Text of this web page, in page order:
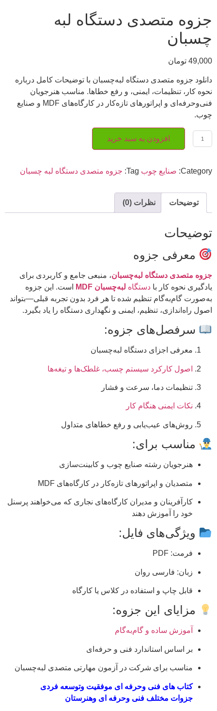
جزوه متصدی دستگاه لبه
چسبان
49,000 تومان
دانلود جزوه متصدی دستگاه لبه‌چسبان با توضیحات کامل درباره
نحوه کار، تنظیمات، ایمنی، و رفع خطاها. مناسب هنرجویان
فنی‌وحرفه‌ای و اپراتورهای تازه‌کار در کارگاه‌های MDF و صنایع
چوب.
افزودن به سبد خرید
Category: صنایع چوب Tag: جزوه متصدی دستگاه لبه چسبان
توضیحات نظرات (0)
توضیحات
معرفی جزوه
جزوه متصدی دستگاه لبه‌چسبان، منبعی جامع و کاربردی برای
یادگیری نحوه کار با دستگاه لبه‌چسبان MDF
است. این جزوه
به‌صورت گام‌به‌گام تنظیم شده تا هر فرد بدون تجربه قبلی—بتواند
اصول راه‌اندازی، تنظیم، ایمنی و نگهداری دستگاه را یاد بگیرد.
سرفصل‌های جزوه:
معرفی اجزای دستگاه لبه‌چسبان
اصول کارکرد سیستم چسب، غلطک‌ها و تیغه‌ها
تنظیمات دما، سرعت و فشار
نکات ایمنی هنگام کار
روش‌های عیب‌یابی و رفع خطاهای متداول
مناسب برای:
هنرجویان رشته صنایع چوب و کابینت‌سازی
متصدیان و اپراتورهای تازه‌کار در کارگاه‌های MDF
کارآفرینان و مدیران کارگاه‌های نجاری که می‌خواهند پرسنل
خود را آموزش دهند
ویژگی‌های فایل:
فرمت: PDF
زبان: فارسی روان
قابل چاپ و استفاده در کلاس یا کارگاه
مزایای این جزوه:
آموزش ساده و گام‌به‌گام
بر اساس استاندارد فنی و حرفه‌ای
مناسب برای شرکت در آزمون مهارتی متصدی لبه‌چسبان
کتاب های فنی وحرفه ای موفقیت وتوسعه فردی
جزوات مختلف فنی وحرفه ای وهنرستان